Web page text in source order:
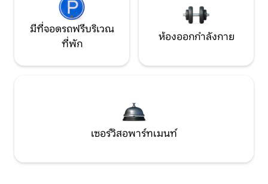
มีที่จอดรถฟรีบริเวณ
ที่พัก
ห้องออกกำลังกาย
เซอร์วิสอพาร์ทเมนท์